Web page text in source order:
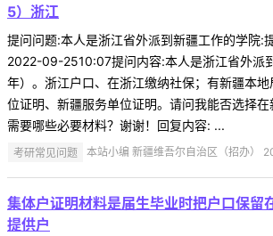
5）浙江
提问问题:本人是浙江省外派到新疆工作的学院
2022-09-2510:07提问内容:本人是浙江省外派
年）。浙江户口、在浙江缴纳社保；有新疆本
位证明、新疆服务单位证明。请问我能否选择
需要哪些必要材料？谢谢！回复内容: ...
考研常见问题 本站小编 新疆维吾尔自治区（招办）
集体户证明材料是届生毕业时把户口保留
提供户